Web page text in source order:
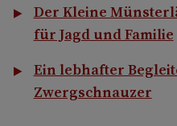
Der Kleine
für Jagd und Familie
Ein lebhafter
Zwergschnauzer